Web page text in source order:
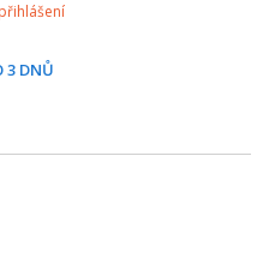
3 DNŮ